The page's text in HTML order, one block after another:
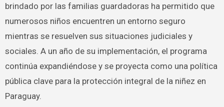
brindado por las familias guardadoras ha permitido que
numerosos niños encuentren un entorno seguro
mientras se resuelven sus situaciones judiciales y
sociales. A un año de su implementación, el programa
continúa expandiéndose y se proyecta como una política
pública clave para la protección integral de la niñez en
Paraguay.